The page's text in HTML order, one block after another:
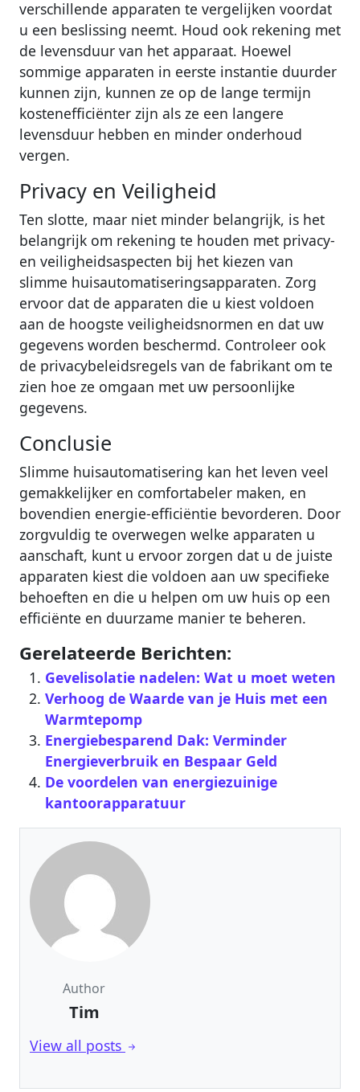
verschillende apparaten te vergelijken voordat
u een beslissing neemt. Houd ook rekening met
de levensduur van het apparaat. Hoewel
sommige apparaten in eerste instantie duurder
kunnen zijn, kunnen ze op de lange termijn
kostenefficiënter zijn als ze een langere
levensduur hebben en minder onderhoud
vergen.
Privacy en Veiligheid
Ten slotte, maar niet minder belangrijk, is het
belangrijk om rekening te houden met privacy-
en veiligheidsaspecten bij het kiezen van
slimme huisautomatiseringsapparaten. Zorg
ervoor dat de apparaten die u kiest voldoen
aan de hoogste veiligheidsnormen en dat uw
gegevens worden beschermd. Controleer ook
de privacybeleidsregels van de fabrikant om te
zien hoe ze omgaan met uw persoonlijke
gegevens.
Conclusie
Slimme huisautomatisering kan het leven veel
gemakkelijker en comfortabeler maken, en
bovendien energie-efficiëntie bevorderen. Door
zorgvuldig te overwegen welke apparaten u
aanschaft, kunt u ervoor zorgen dat u de juiste
apparaten kiest die voldoen aan uw specifieke
behoeften en die u helpen om uw huis op een
efficiënte en duurzame manier te beheren.
Gerelateerde Berichten:
Gevelisolatie nadelen: Wat u moet weten
Verhoog de Waarde van je Huis met een
Warmtepomp
Energiebesparend Dak: Verminder
Energieverbruik en Bespaar Geld
De voordelen van energiezuinige
kantoorapparatuur
Author
Tim
View all posts